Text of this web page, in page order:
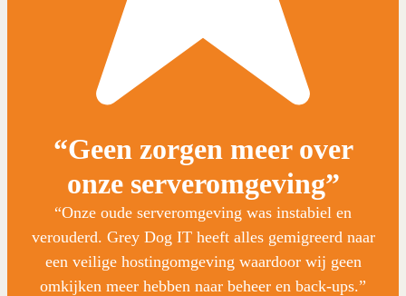
“Geen zorgen meer over
onze serveromgeving”
“Onze oude serveromgeving was instabiel en
verouderd. Grey Dog IT heeft alles gemigreerd naar
een veilige hostingomgeving waardoor wij geen
omkijken meer hebben naar beheer en back-ups.”